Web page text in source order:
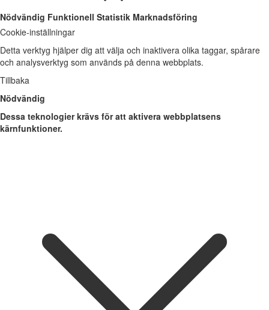
Nödvändig Funktionell Statistik Marknadsföring
Cookie-inställningar
Detta verktyg hjälper dig att välja och inaktivera olika taggar, spårare
och analysverktyg som används på denna webbplats.
Tillbaka
Nödvändig
Dessa teknologier krävs för att aktivera webbplatsens
kärnfunktioner.